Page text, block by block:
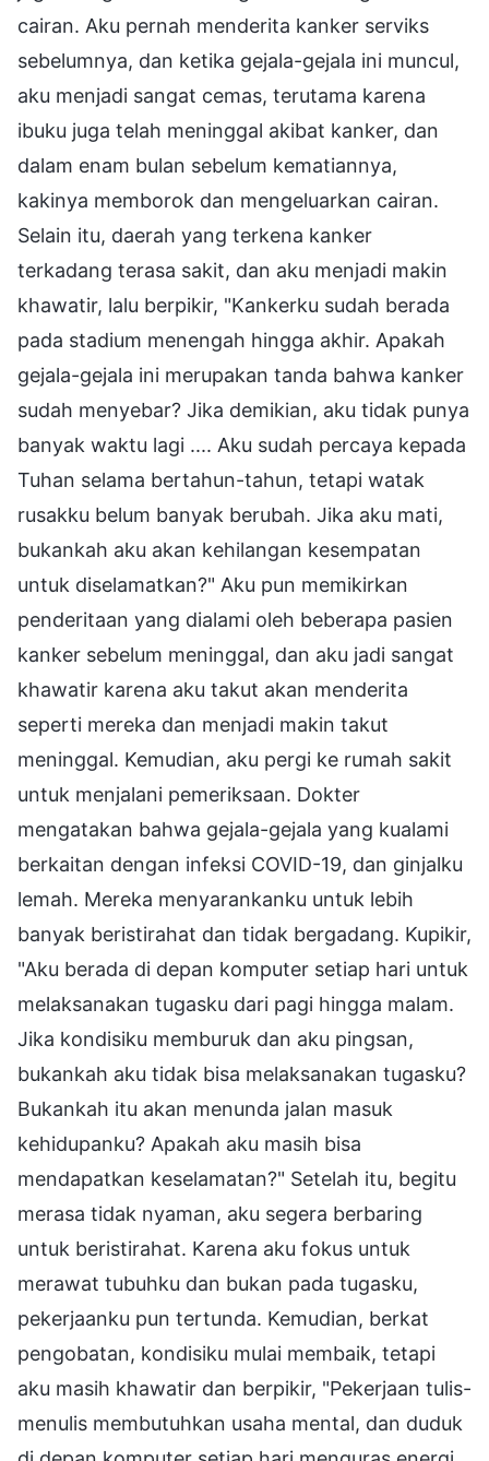
cairan. Aku pernah menderita kanker serviks
sebelumnya, dan ketika gejala-gejala ini muncul,
aku menjadi sangat cemas, terutama karena
ibuku juga telah meninggal akibat kanker, dan
dalam enam bulan sebelum kematiannya,
kakinya memborok dan mengeluarkan cairan.
Selain itu, daerah yang terkena kanker
terkadang terasa sakit, dan aku menjadi makin
khawatir, lalu berpikir, "Kankerku sudah berada
pada stadium menengah hingga akhir. Apakah
gejala-gejala ini merupakan tanda bahwa kanker
sudah menyebar? Jika demikian, aku tidak punya
banyak waktu lagi .... Aku sudah percaya kepada
Tuhan selama bertahun-tahun, tetapi watak
rusakku belum banyak berubah. Jika aku mati,
bukankah aku akan kehilangan kesempatan
untuk diselamatkan?" Aku pun memikirkan
penderitaan yang dialami oleh beberapa pasien
kanker sebelum meninggal, dan aku jadi sangat
khawatir karena aku takut akan menderita
seperti mereka dan menjadi makin takut
meninggal. Kemudian, aku pergi ke rumah sakit
untuk menjalani pemeriksaan. Dokter
mengatakan bahwa gejala-gejala yang kualami
berkaitan dengan infeksi COVID-19, dan ginjalku
lemah. Mereka menyarankanku untuk lebih
banyak beristirahat dan tidak bergadang. Kupikir,
"Aku berada di depan komputer setiap hari untuk
melaksanakan tugasku dari pagi hingga malam.
Jika kondisiku memburuk dan aku pingsan,
bukankah aku tidak bisa melaksanakan tugasku?
Bukankah itu akan menunda jalan masuk
kehidupanku? Apakah aku masih bisa
mendapatkan keselamatan?" Setelah itu, begitu
merasa tidak nyaman, aku segera berbaring
untuk beristirahat. Karena aku fokus untuk
merawat tubuhku dan bukan pada tugasku,
pekerjaanku pun tertunda. Kemudian, berkat
pengobatan, kondisiku mulai membaik, tetapi
aku masih khawatir dan berpikir, "Pekerjaan tulis-
menulis membutuhkan usaha mental, dan duduk